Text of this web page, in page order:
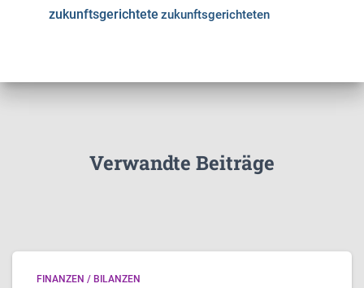
zukunftsgerichtete zukunftsgerichteten
Verwandte Beiträge
FINANZEN / BILANZEN